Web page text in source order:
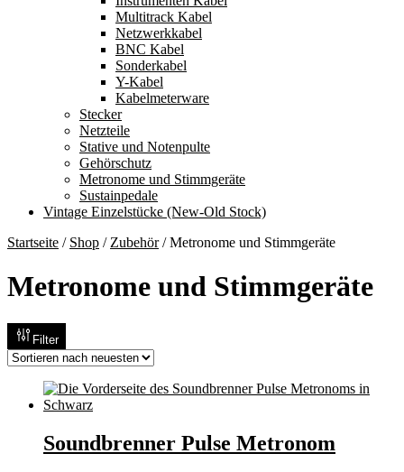
Multitrack Kabel
Netzwerkkabel
BNC Kabel
Sonderkabel
Y-Kabel
Kabelmeterware
Stecker
Netzteile
Stative und Notenpulte
Gehörschutz
Metronome und Stimmgeräte
Sustainpedale
Vintage Einzelstücke (New-Old Stock)
Startseite / Shop / Zubehör/Metronome und Stimmgeräte
Metronome und Stimmgeräte
Filter
Soundbrenner Pulse Metronom